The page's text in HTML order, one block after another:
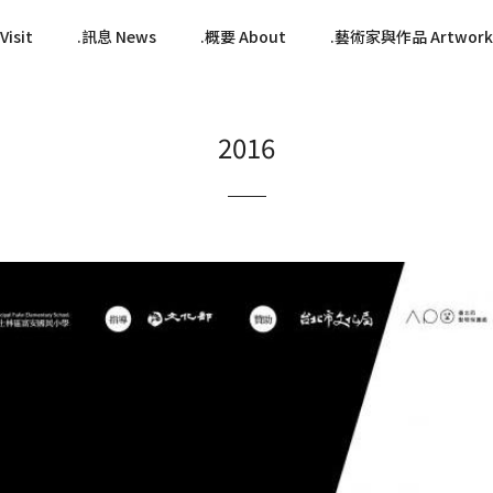
訊息 News 概要 About 藝術家與作品
2016